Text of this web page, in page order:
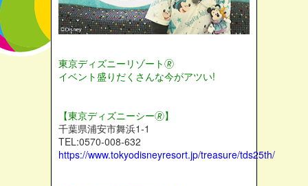
東京ディズニーリゾート🄬
イベント盛りだくさんな今がアツい!
【東京ディズニーシー🄬】
千葉県浦安市舞浜1-1
TEL:0570-008-632
https://www.tokyodisneyresort.jp/treasure/tds25th/